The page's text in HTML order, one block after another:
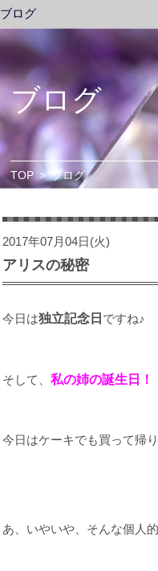
ブログ
ブログ
TOP >ブログ
2017年07月04日(火)
アリスの秘密
今日は独立記念日 ですね♪
そして、私の姉の誕生日！
今日はケーキでも買って帰
あ、いやいや、そんな個人